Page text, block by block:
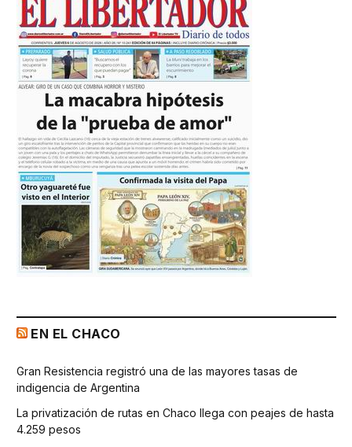
EN EL CHACO
Gran Resistencia registró una de las mayores tasas de
indigencia de Argentina
La privatización de rutas en Chaco llega con peajes de hasta
4.259 pesos